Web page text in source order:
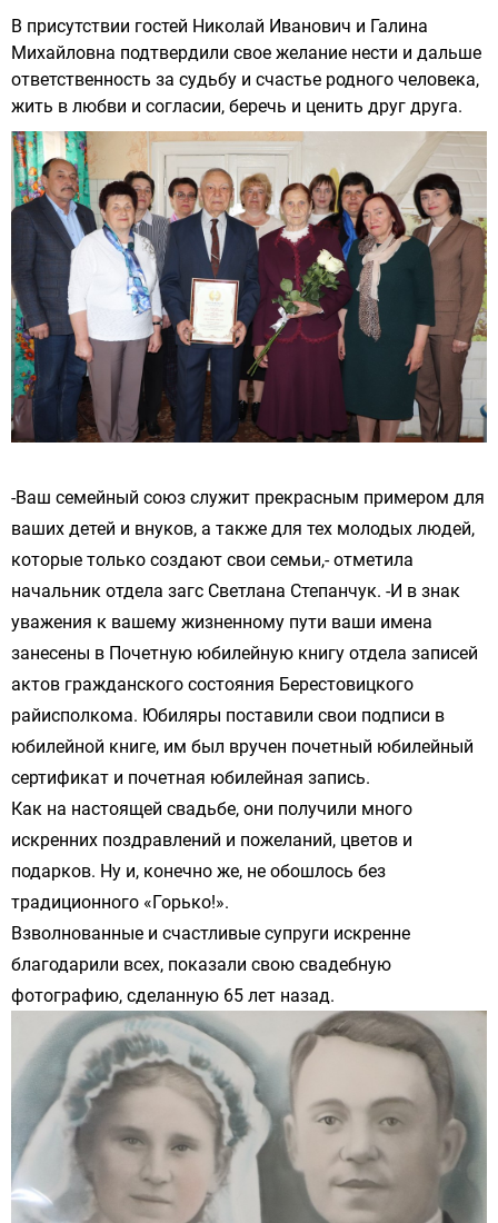
В присутствии гостей Николай Иванович и Галина
Михайловна подтвердили свое желание нести и дальше
ответственность за судьбу и счастье родного человека,
жить в любви и согласии, беречь и ценить друг друга.
-Ваш семейный союз служит прекрасным примером для
ваших детей и внуков, а также для тех молодых людей,
которые только создают свои семьи,- отметила
начальник отдела загс Светлана Степанчук. -И в знак
уважения к вашему жизненному пути ваши имена
занесены в Почетную юбилейную книгу отдела записей
актов гражданского состояния Берестовицкого
райисполкома. Юбиляры поставили свои подписи в
юбилейной книге, им был вручен почетный юбилейный
сертификат и почетная юбилейная запись.
Как на настоящей свадьбе, они получили много
искренних поздравлений и пожеланий, цветов и
подарков. Ну и, конечно же, не обошлось без
традиционного «Горько!».
Взволнованные и счастливые супруги искренне
благодарили всех, показали свою свадебную
фотографию, сделанную 65 лет назад.